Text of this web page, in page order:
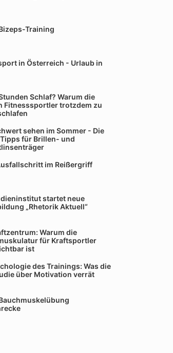
Training
in Österreich - Urlaub in
Schlaf? Warum die
Fitnesssportler trotzdem zu
sehen im Sommer - Die
für Brillen- und
im Reißergriff
startet neue
„Rhetorik Aktuell“
Warum die
für Kraftsportler
ist
des Trainings: Was die
über Motivation verrät